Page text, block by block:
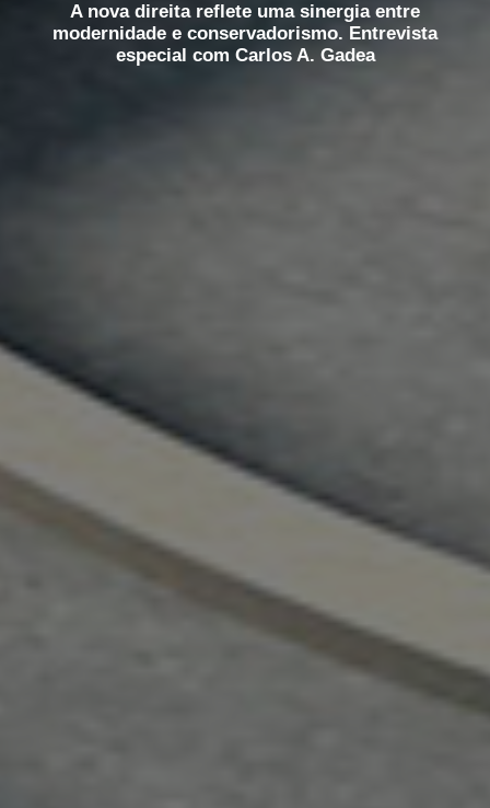
A nova direita reflete uma sinergia entre
modernidade e conservadorismo. Entrevista
especial com Carlos A. Gadea